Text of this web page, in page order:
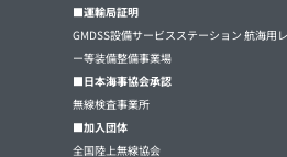
■運輸局証明
GMDSS設備サービスステーション 航海用
ー等装備整備事業場
■日本海事協会承認
無線検査事業所
■加入団体
全国陸上無線協会